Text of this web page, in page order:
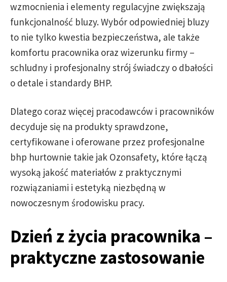
wzmocnienia i elementy regulacyjne zwiększają
funkcjonalność bluzy. Wybór odpowiedniej bluzy
to nie tylko kwestia bezpieczeństwa, ale także
komfortu pracownika oraz wizerunku firmy –
schludny i profesjonalny strój świadczy o dbałości
o detale i standardy BHP.
Dlatego coraz więcej pracodawców i pracowników
decyduje się na produkty sprawdzone,
certyfikowane i oferowane przez profesjonalne
bhp hurtownie takie jak Ozonsafety, które łączą
wysoką jakość materiałów z praktycznymi
rozwiązaniami i estetyką niezbędną w
nowoczesnym środowisku pracy.
Dzień z życia pracownika –
praktyczne zastosowanie